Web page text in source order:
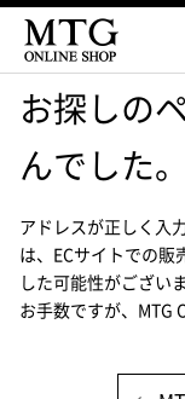
お探しの
んでした。
アドレスが正しく入
は、
ECサイトでの販
した可能性がございま
お手数ですが、MTG